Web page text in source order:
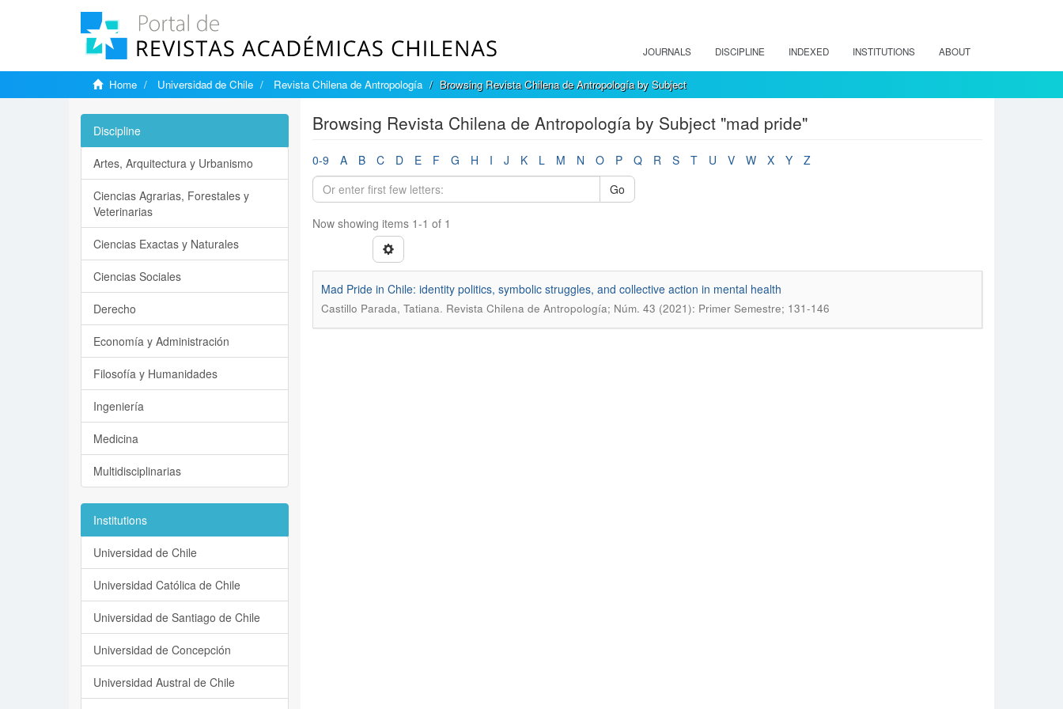
JOURNALS DISCIPLINE INDEXED INSTITUTIONS ABOUT
Home Universidad de Chile Revista Chilena de Antropología Browsing Revista Chilena de Antropología by Subject
Browsing Revista Chilena de Antropología by Subject "mad pride"
0-9 A B C D E F G H I J K L M N O P Q R S T U V W X Y
Z
Go
Now showing items 1-1 of 1
Mad Pride in Chile: identity politics, symbolic struggles, and collective action in mental health
Castillo Parada, Tatiana. Revista Chilena de Antropología; Núm. 43 (2021): Primer Semestre; 131-146
Discipline
Artes, Arquitectura y Urbanismo
Ciencias Agrarias, Forestales y
Veterinarias
Ciencias Exactas y Naturales
Ciencias Sociales
Derecho
Economía y Administración
Filosofía y Humanidades
Ingeniería
Medicina
Multidisciplinarias
Institutions
Universidad de Chile
Universidad Católica de Chile
Universidad de Santiago de Chile
Universidad de Concepción
Universidad Austral de Chile